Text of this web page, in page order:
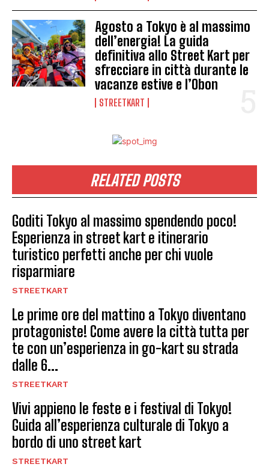
Agosto a Tokyo è al massimo
dell’energia! La guida
definitiva allo Street Kart per
sfrecciare in città durante le
vacanze estive e l’Obon
STREETKART
RELATED POSTS
Goditi Tokyo al massimo spendendo poco!
Esperienza in street kart e itinerario
turistico perfetti anche per chi vuole
risparmiare
STREETKART
Le prime ore del mattino a Tokyo diventano
protagoniste! Come avere la città tutta per
te con un’esperienza in go-kart su strada
dalle 6...
STREETKART
Vivi appieno le feste e i festival di Tokyo!
Guida all’esperienza culturale di Tokyo a
bordo di uno street kart
STREETKART